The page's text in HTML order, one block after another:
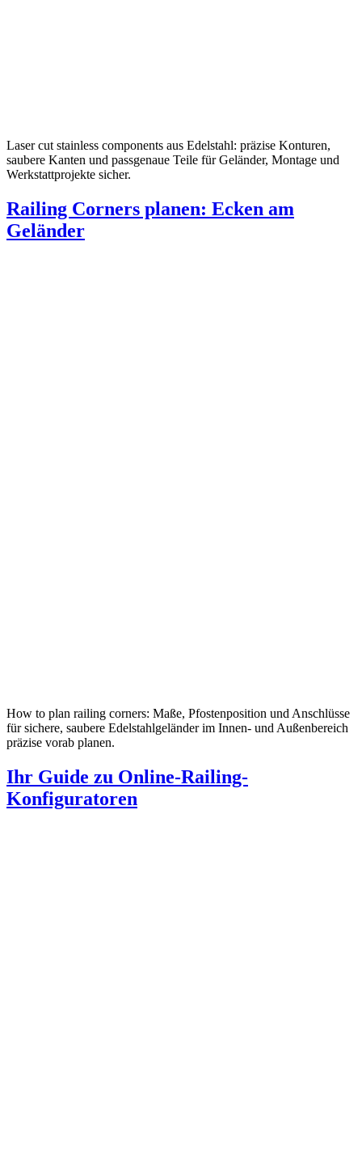
Laser cut stainless components aus Edelstahl: präzise Konturen,
saubere Kanten und passgenaue Teile für Geländer, Montage und
Werkstattprojekte sicher.
Railing Corners planen: Ecken am
Geländer
How to plan railing corners: Maße, Pfostenposition und Anschlüsse
für sichere, saubere Edelstahlgeländer im Innen- und Außenbereich
präzise vorab planen.
Ihr Guide zu Online-Railing-
Konfiguratoren